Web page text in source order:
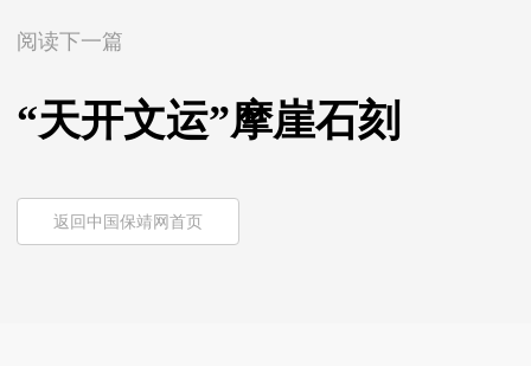
阅读下一篇
“天开文运”摩崖石刻
返回中国保靖网首页